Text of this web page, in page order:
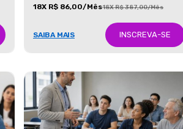
18X R$ 86,00/Mês18X R$ 387,00/Mês
SAIBA MAIS INSCREVA-SE